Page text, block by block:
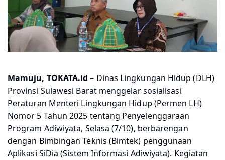
Mamuju, TOKATA.id – Dinas Lingkungan Hidup (DLH)
Provinsi Sulawesi Barat menggelar sosialisasi
Peraturan Menteri Lingkungan Hidup (Permen LH)
Nomor 5 Tahun 2025 tentang Penyelenggaraan
Program Adiwiyata, Selasa (7/10), berbarengan
dengan Bimbingan Teknis (Bimtek) penggunaan
Aplikasi SiDia (Sistem Informasi Adiwiyata). Kegiatan